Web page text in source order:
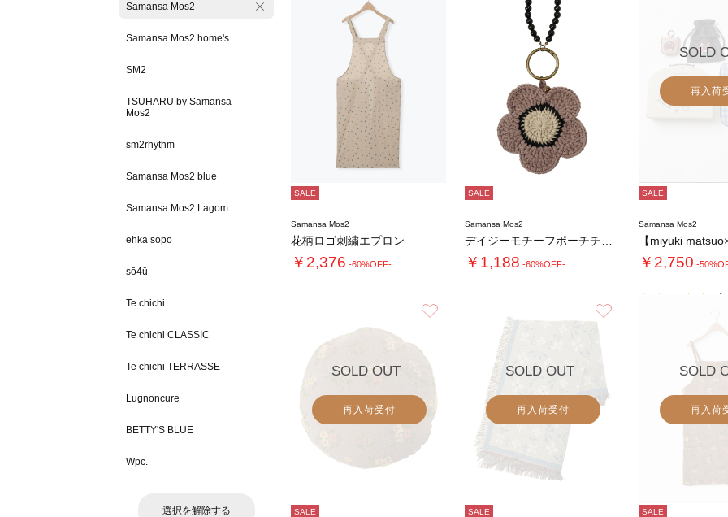
Samansa Mos2
Samansa Mos2 home's
SM2
TSUHARU by Samansa
Mos2
sm2rhythm
Samansa Mos2 blue
Samansa Mos2 Lagom
ehka sopo
sō4ū
Te chichi
Te chichi CLASSIC
Te chichi TERRASSE
Lugnoncure
BETTY'S BLUE
Wpc.
選択を解除する
SALE
Samansa Mos2
花柄ロゴ刺繍エプロン
￥2,376 -60%OFF-
SALE
Samansa Mos2
￥1,188 -60%OFF-
SOLD
再入荷
SALE
Samansa Mos2
【miyuki
￥2,750 -
SOLD OUT
再入荷受付
SALE
SOLD OUT
再入荷受付
SALE
SOLD
再入荷
SALE